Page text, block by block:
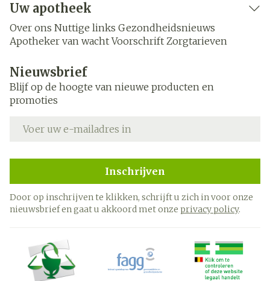
Uw apotheek
Over ons Nuttige links Gezondheidsnieuws
Apotheker van wacht Voorschrift Zorgtarieven
Nieuwsbrief
Blijf op de hoogte van nieuwe producten en
promoties
Inschrijven
Door op inschrijven te klikken, schrijft u zich in voor onze
nieuwsbrief en gaat u akkoord met onze privacy policy.